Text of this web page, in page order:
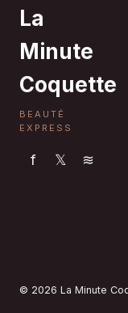
La
Minute
Coquette
BEAUTÉ
EXPRESS
f 𝕏 ≋
© 2026 La Minute